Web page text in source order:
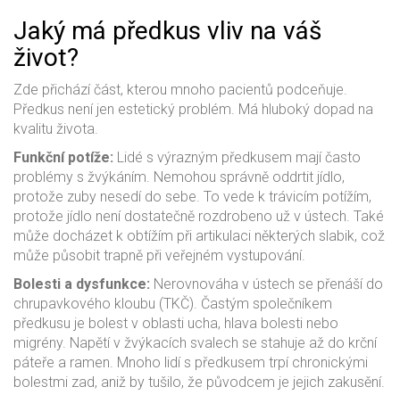
Jaký má předkus vliv na váš
život?
Zde přichází část, kterou mnoho pacientů podceňuje.
Předkus není jen estetický problém. Má hluboký dopad na
kvalitu života.
Funkční potíže: Lidé s výrazným předkusem mají často
problémy s žvýkáním. Nemohou správně oddrtit jídlo,
protože zuby nesedí do sebe. To vede k trávicím potížím,
protože jídlo není dostatečně rozdrobeno už v ústech. Také
může docházet k obtížím při artikulaci některých slabik, což
může působit trapně při veřejném vystupování.
Bolesti a dysfunkce: Nerovnováha v ústech se přenáší do
chrupavkového kloubu (TKČ). Častým společníkem
předkusu je bolest v oblasti ucha, hlava bolesti nebo
migrény. Napětí v žvýkacích svalech se stahuje až do krční
páteře a ramen. Mnoho lidí s předkusem trpí chronickými
bolestmi zad, aniž by tušilo, že původcem je jejich zakusění.